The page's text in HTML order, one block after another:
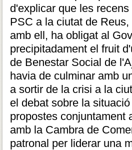
d'explicar que les
PSC a la ciutat de
amb ell, ha obligat al
precipitadament el fruit
de Benestar Social de
havia de culminar amb
a sortir de la crisi a la
el debat sobre la
propostes conjuntament
amb la Cambra de
patronal per liderar una